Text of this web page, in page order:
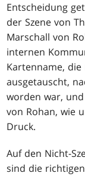
Entscheidung
der Szene von
Marschall von
internen
Kartenname,
ausgetauscht,
worden war,
von Rohan, wie
Druck.
Auf den Nicht-
sind die